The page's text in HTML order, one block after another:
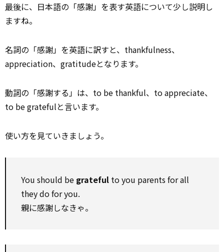
最後に、日本語の「感謝」を表す英語について少し説明し
ますね。
名詞の「感謝」を英語に訳すと、thankfulness、
appreciation、gratitudeとなります。
動詞の「感謝する」は、to be thankful、to appreciate、
to be gratefulと言います。
使い方を見ていきましょう。
You should be grateful to you parents for all
they do for you.
親に感謝しなきゃ。